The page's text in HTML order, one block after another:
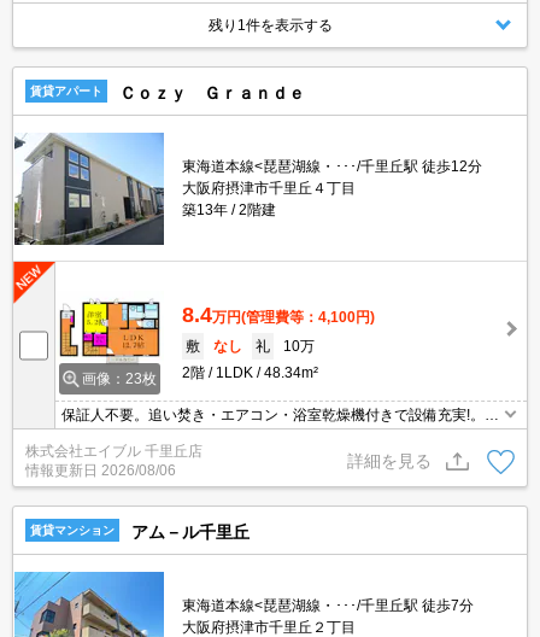
残り1件を表示する
賃貸アパート Ｃｏｚｙ Ｇｒａｎｄｅ
東海道本線<琵琶湖線・･･･/千里丘駅 徒歩12分
大阪府摂津市千里丘４丁目
築13年
2階建
画像：23枚
8.4万円(管理費等：4,100円)
敷
なし 礼
10万
2階
1LDK 48.34m²
保証人不要。追い焚き・エアコン・浴室乾燥機付きで設備充実!。ウ
ォークインクローゼット付で収納自慢です。クレジットで家賃支払
可。光インターネット無料使い放題。24時間安心サポート1,980
円。
株式会社エイブル 千里丘店
情報更新日 2026/08/06
詳細を見る
賃貸マンション アム－ル千里丘
東海道本線<琵琶湖線・･･･/千里丘駅 徒歩7分
大阪府摂津市千里丘２丁目